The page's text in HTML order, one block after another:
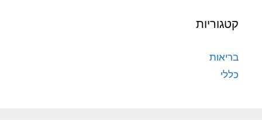
קטגוריות
בריאות
כללי